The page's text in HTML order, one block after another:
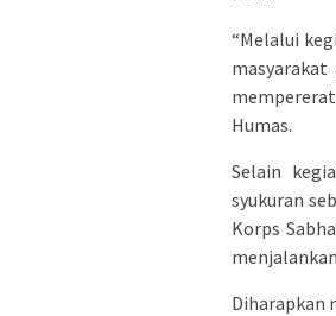
“Melalui
mempererat
Humas.
Selain
syukuran
Korps
Diharapkan